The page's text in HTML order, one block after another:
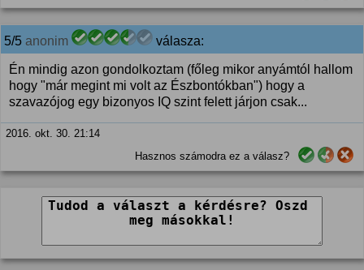
5/5 anonim válasza:
Én mindig azon gondolkoztam (főleg mikor anyámtól hallom
hogy "már megint mi volt az Észbontókban") hogy a
szavazójog egy bizonyos IQ szint felett járjon csak...
2016. okt. 30. 21:14
Hasznos számodra ez a válasz?